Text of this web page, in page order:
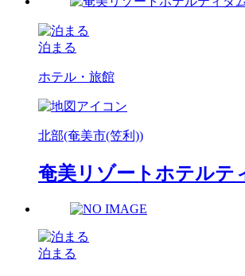
泊まる
ホテル・旅館
北部(奄美市(笠利))
奄美リゾートホテルテ
泊まる